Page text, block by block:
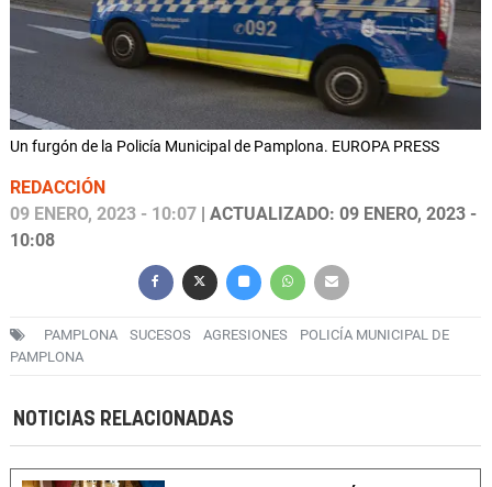
Un furgón de la Policía Municipal de Pamplona. EUROPA PRESS
REDACCIÓN
09 ENERO, 2023 - 10:07 | ACTUALIZADO: 09 ENERO, 2023 -
10:08
PAMPLONA SUCESOS AGRESIONES
POLICÍA MUNICIPAL DE
PAMPLONA
NOTICIAS RELACIONADAS